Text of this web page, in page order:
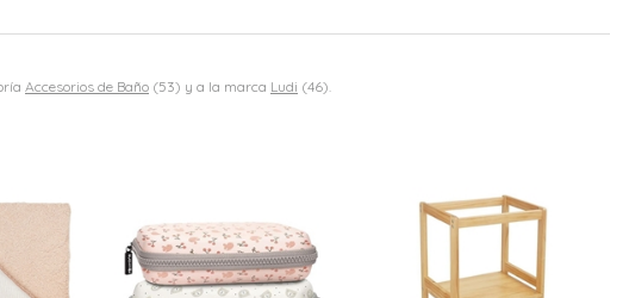
Accesorios de Baño (53) y a la marca Ludi (46).